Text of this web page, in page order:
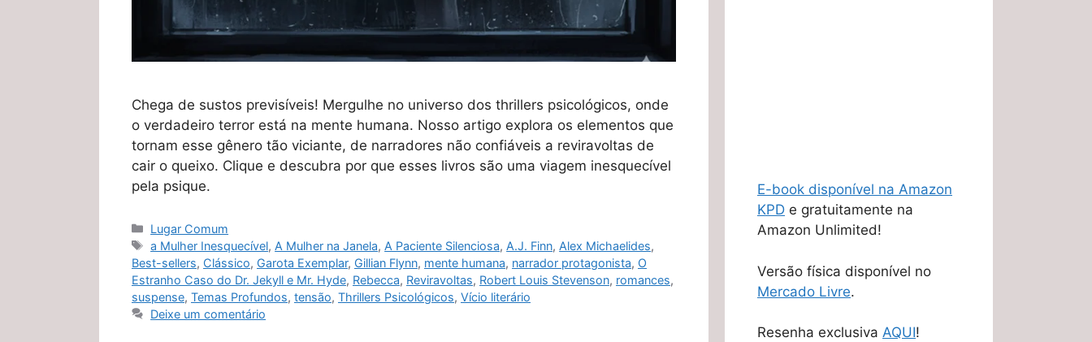
Chega de sustos previsíveis! Mergulhe no universo dos thrillers psicológicos, onde
o verdadeiro terror está na mente humana. Nosso artigo explora os elementos que
tornam esse gênero tão viciante, de narradores não confiáveis a reviravoltas de
cair o queixo. Clique e descubra por que esses livros são uma viagem inesquecível
pela psique.
Categorias
Lugar Comum
Tags
a Mulher Inesquecível, A Mulher na Janela, A Paciente Silenciosa, A.J. Finn, Alex Michaelides,
Best-sellers, Clássico, Garota Exemplar, Gillian Flynn, mente humana, narrador protagonista, O
Estranho Caso do Dr. Jekyll e Mr. Hyde, Rebecca, Reviravoltas, Robert Louis Stevenson, romances,
suspense, Temas Profundos, tensão, Thrillers Psicológicos, Vício literário
Deixe um comentário
E-book disponível na Amazon
KPD e gratuitamente na
Amazon Unlimited!
Versão física disponível no
Mercado Livre.
Resenha exclusiva AQUI!